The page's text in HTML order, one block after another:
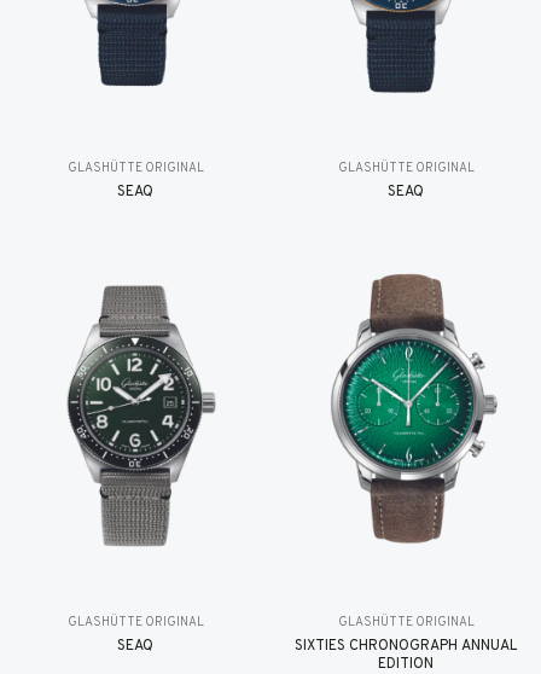
GLASHÜTTE ORIGINAL
SEAQ
GLASHÜTTE ORIGINAL
SEAQ
GLASHÜTTE ORIGINAL
SEAQ
GLASHÜTTE ORIGINAL
SIXTIES CHRONOGRAPH ANNUAL
EDITION